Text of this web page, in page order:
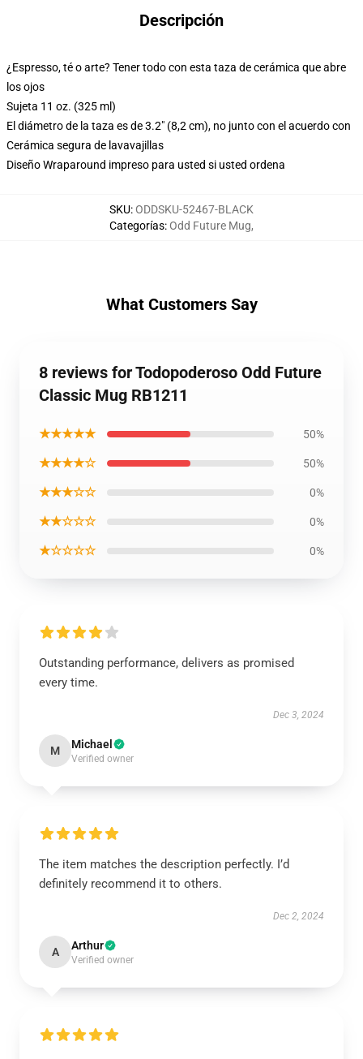
Descripción
¿Espresso, té o arte? Tener todo con esta taza de cerámica que abre
los ojos
Sujeta 11 oz. (325 ml)
El diámetro de la taza es de 3.2" (8,2 cm), no junto con el acuerdo con
Cerámica segura de lavavajillas
Diseño Wraparound impreso para usted si usted ordena
SKU:ODDSKU-52467-BLACK
Categorías:Odd Future Mug,
What Customers Say
8 reviews for Todopoderoso Odd Future
Classic Mug RB1211
★★★★★ 50%
★★★★☆ 50%
★★★☆☆ 0%
★★☆☆☆ 0%
★☆☆☆☆ 0%
Outstanding performance, delivers as promised
every time.
Dec 3, 2024
M Michael
Verified owner
The item matches the description perfectly. I’d
definitely recommend it to others.
Dec 2, 2024
A Arthur
Verified owner